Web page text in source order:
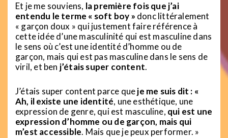
Et je me souviens, la première fois que j’ai
entendu le terme « soft boy » donc littéralement
« garçon doux » qui justement faire référence à
cette idée d’une masculinité qui est masculine dans
le sens où c’est une identité d’homme ou de
garçon, mais qui est pas masculine dans le sens de
viril, et ben j’étais super content.
J’étais super content parce queje me suis dit : «
Ah, il existe une identité, une esthétique, une
expression de genre, qui est masculine, qui est une
expression d’homme ou de garçon, mais qui
m’est accessible. Mais que je peux performer. »